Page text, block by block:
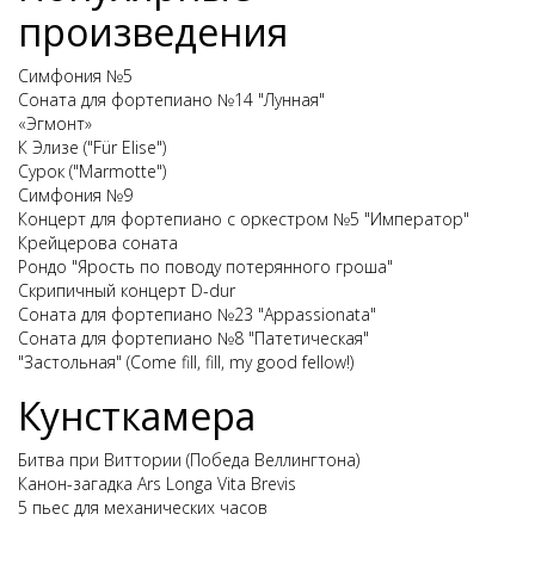
произведения
Симфония №5
Соната для фортепиано №14 "Лунная"
«Эгмонт»
К Элизе ("Für Elise")
Сурок ("Marmotte")
Симфония №9
Концерт для фортепиано с оркестром №5 "Император"
Крейцерова соната
Рондо "Ярость по поводу потерянного гроша"
Скрипичный концерт D-dur
Соната для фортепиано №23 "Appassionata"
Соната для фортепиано №8 "Патетическая"
"Застольная" (Come fill, fill, my good fellow!)
Кунсткамера
Битва при Виттории (Победа Веллингтона)
Канон-загадка Ars Longa Vita Brevis
5 пьес для механических часов